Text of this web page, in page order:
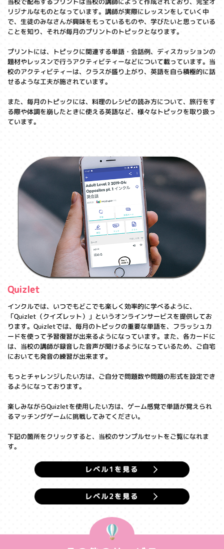
リジナルなものとなっています。講師が実際にレッスンをしていく中
で、生徒のみなさんが興味をもっているものや、学びたいと思っている
ことを知り、それが毎月のプリントのトピックとなります。
プリントには、トピックに関連する単語・会話例、ディスカッションの
題材やレッスンで行うアクティビティーなどについて載っています。当
校のアクティビティーは、クラスが盛り上がり、英語を自ら積極的に話
せるような工夫が施されています。
また、毎月のトピックには、料理のレシピの読み方について、旅行をす
る際や体調を崩したときに使える英語など、様々なトピックを取り扱っ
ています。
Quizlet
インクルでは、いつでもどこでも楽しく効率的に学べるように、
「Quizlet（クイズレット）」というオンラインサービスを提供してお
ります。Quizletでは、毎月のトピックの重要な単語を、フラッシュカ
ードを使って予習復習が出来るようになっています。また、各カードに
は、当校の講師が録音した音声が聞けるようになっているため、ご自宅
においても発音の練習が出来ます。
もっとチャレンジしたい方は、ご自分で問題数や問題の形式を設定でき
るようになっております。
楽しみながらQuizletを使用したい方は、ゲーム感覚で単語が覚えられ
るマッチングゲームに挑戦してみてください。
下記の箇所をクリックすると、当校のサンプルセットをご覧になれま
す。
レベル1を見る
レベル2を見る